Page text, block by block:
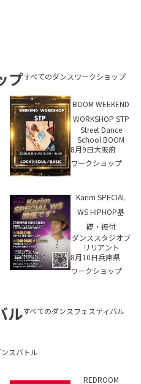
プすべてのダンスワークショップ
BOOM WEEKEND
WORKSHOP STP
Street Dance
School BOOM
8月9日大阪府
ワークショップ
Karim SPECIAL
WS HIPHOP基
礎・振付
ダンススタジオブ
リリアント
8月10日兵庫県
ワークショップ
ルすべてのダンスフェスティバル
スバトル
REDROOM